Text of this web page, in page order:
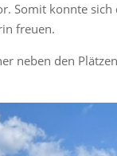
Somit konnte sich
freuen.
neben den